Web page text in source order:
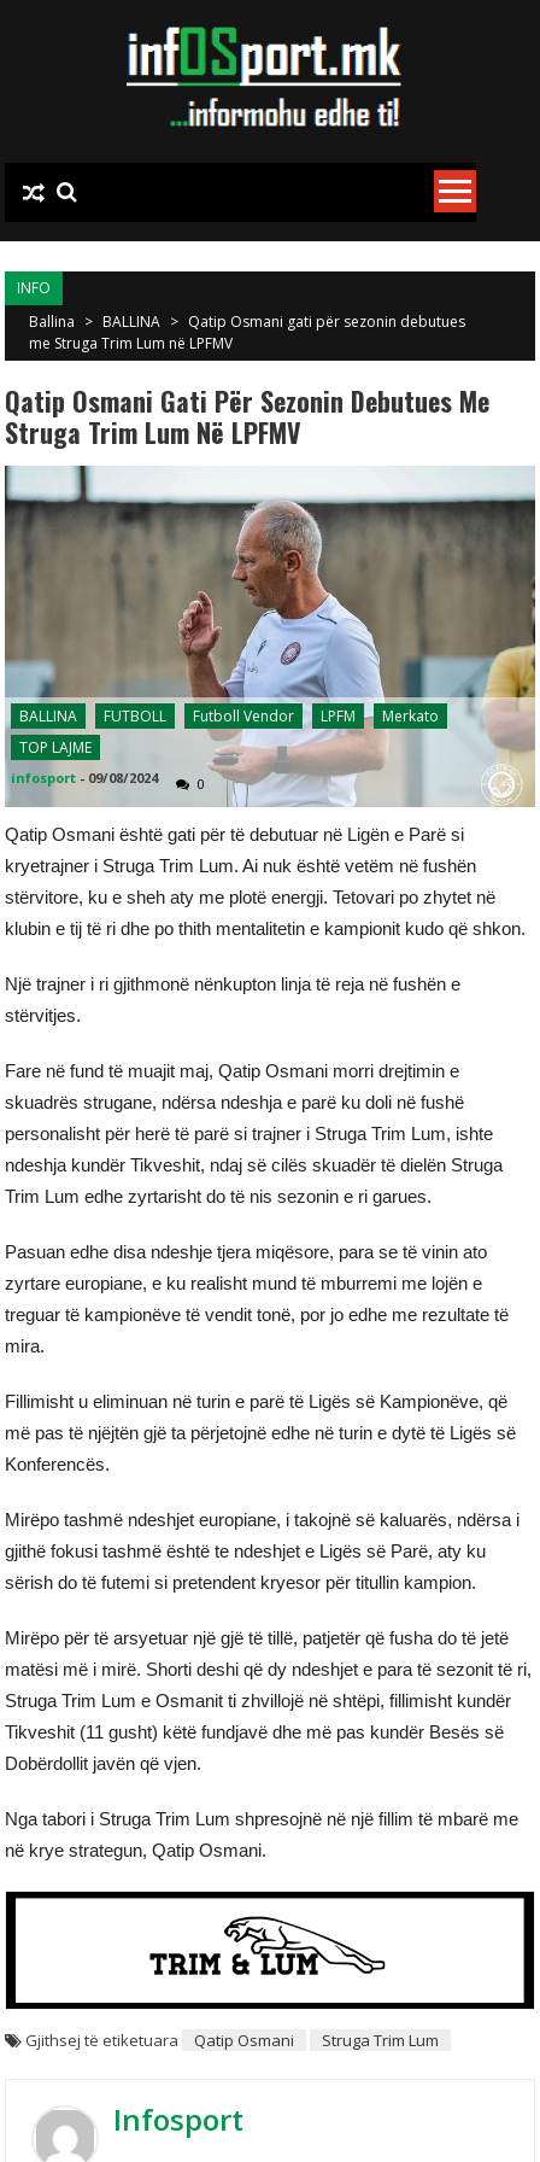
INFO
Ballina > BALLINA > Qatip Osmani gati për sezonin debutues
me Struga Trim Lum në LPFMV
Qatip Osmani Gati Për Sezonin Debutues Me
Struga Trim Lum Në LPFMV
BALLINA FUTBOLL Futboll Vendor LPFM
Merkato
TOP LAJME
infosport - 09/08/2024 0
Qatip Osmani është gati për të debutuar në Ligën e Parë si
kryetrajner i Struga Trim Lum. Ai nuk është vetëm në fushën
stërvitore, ku e sheh aty me plotë energji. Tetovari po zhytet në
klubin e tij të ri dhe po thith mentalitetin e kampionit kudo që shkon.
Një trajner i ri gjithmonë nënkupton linja të reja në fushën e
stërvitjes.
Fare në fund të muajit maj, Qatip Osmani morri drejtimin e
skuadrës strugane, ndërsa ndeshja e parë ku doli në fushë
personalisht për herë të parë si trajner i Struga Trim Lum, ishte
ndeshja kundër Tikveshit, ndaj së cilës skuadër të dielën Struga
Trim Lum edhe zyrtarisht do të nis sezonin e ri garues.
Pasuan edhe disa ndeshje tjera miqësore, para se të vinin ato
zyrtare europiane, e ku realisht mund të mburremi me lojën e
treguar të kampionëve të vendit tonë, por jo edhe me rezultate të
mira.
Fillimisht u eliminuan në turin e parë të Ligës së Kampionëve, që
më pas të njëjtën gjë ta përjetojnë edhe në turin e dytë të Ligës së
Konferencës.
Mirëpo tashmë ndeshjet europiane, i takojnë së kaluarës, ndërsa i
gjithë fokusi tashmë është te ndeshjet e Ligës së Parë, aty ku
sërish do të futemi si pretendent kryesor për titullin kampion.
Mirëpo për të arsyetuar një gjë të tillë, patjetër që fusha do të jetë
matësi më i mirë. Shorti deshi që dy ndeshjet e para të sezonit të ri,
Struga Trim Lum e Osmanit ti zhvillojë në shtëpi, fillimisht kundër
Tikveshit (11 gusht) këtë fundjavë dhe më pas kundër Besës së
Dobërdollit javën që vjen.
Nga tabori i Struga Trim Lum shpresojnë në një fillim të mbarë me
në krye strategun, Qatip Osmani.
Gjithsej të etiketuara Qatip Osmani Struga Trim Lum
Infosport